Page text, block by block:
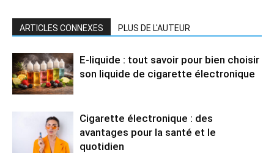
ARTICLES CONNEXES PLUS DE L'AUTEUR
E-liquide : tout savoir pour bien choisir
son liquide de cigarette électronique
Cigarette électronique : des
avantages pour la santé et le
quotidien